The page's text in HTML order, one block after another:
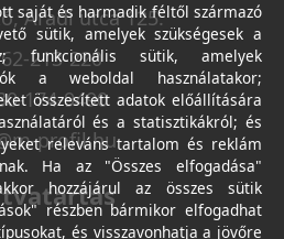
Aradi utca 125.
213-220
174-9490
profil.hu
saját és harmadik féltől származó
sütik, amelyek szükségesek a
funkcionális sütik, amelyek
a weboldal használatakor;
összesített adatok előállítására
és a statisztikákról; és
releváns tartalom és reklám
Ha az "Összes elfogadása"
hozzájárul az összes sütik
részben bármikor elfogadhat
és visszavonhatja a jövőre